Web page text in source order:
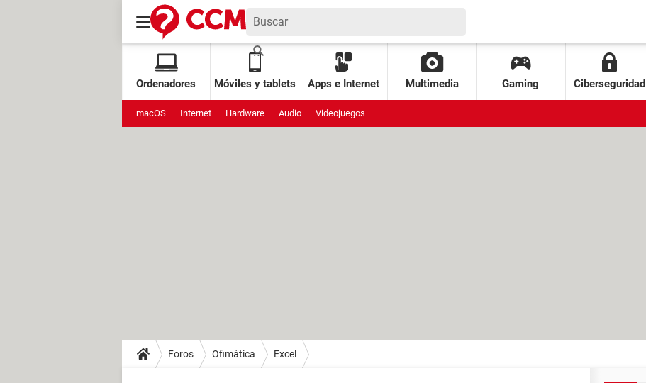
Ordenadores Móviles y tablets Apps e Internet Multimedia Gaming Ciberseguridad
macOS Internet Hardware Audio Videojuegos
Foros Ofimática Excel